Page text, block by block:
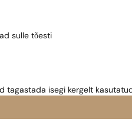
sulle tõesti
tagastada isegi kergelt